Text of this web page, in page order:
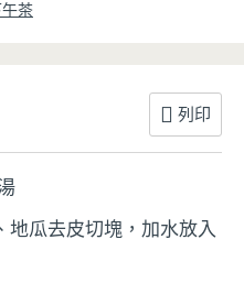
茶
列印
地瓜去皮切塊，加水放入